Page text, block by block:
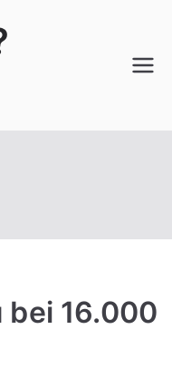
16.000